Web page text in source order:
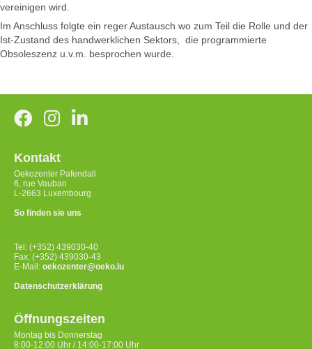
vereinigen wird.
Im Anschluss folgte ein reger Austausch wo zum Teil die Rolle und der
Ist-Zustand des handwerklichen Sektors, die programmierte
Obsoleszenz u.v.m. besprochen wurde.
Kontakt
Oekozenter Pafendall
6, rue Vauban
L-2663 Luxembourg
So finden sie uns
Tel: (+352) 439030-40
Fax: (+352) 439030-43
E-Mail: oekozenter@oeko.lu
Datenschutzerklärung
Öffnungszeiten
Montag bis Donnerstag
8:00-12:00 Uhr / 14:00-17:00 Uhr